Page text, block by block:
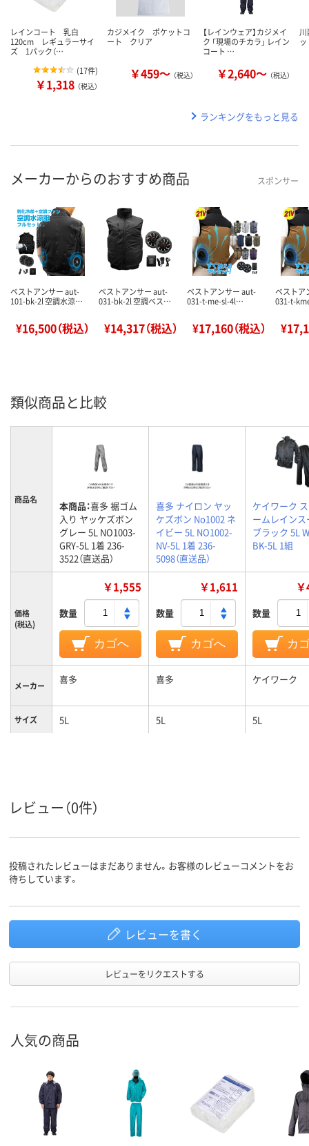
レインコート 乳白
120cm レギュラーサイ
ズ 1パック（…
(17件)
￥1,318 （税込）
カジメイク ポケットコ
ート クリア
￥459～ （税込）
【レインウェア】カジメイ
ク 「現場のチカラ」 レイン
コート …
￥2,640～ （税込）
ランキングをもっと見る
メーカーからのおすすめ商品 スポンサー
ベストアンサー aut-
101-bk-2l 空調水涼…
¥16,500（税込）
ベストアンサー aut-
031-bk-2l 空調ベス…
¥14,317（税込）
ベストアンサー aut-
031-t-me-sl-4l…
¥17,160（税込）
ベストア
031-t-
類似商品と比較
商品名 本商品：喜多 裾ゴム
入り ヤッケズボン
グレー 5L NO1003-
GRY-5L 1着 236-
3522（直送品）
喜多 ナイロン ヤッ
ケズボン No1002 ネ
イビー 5L NO1002-
NV-5L 1着 236-
5098（直送品）
ケイワーク
ームレインス
ブラック 5L
BK-5L 1組
価格
(税込)
￥1,555
数量
カゴへ
￥1,611
数量
カゴへ
数量
カ
メーカー 喜多 喜多 ケイワーク
サイズ 5L 5L 5L
レビュー（0件）
投稿されたレビューはまだありません。お客様のレビューコメントをお
待ちしています。
レビューを書く
レビューをリクエストする
人気の商品